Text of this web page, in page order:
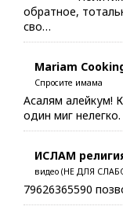
обратное,
сво…
Mariam
Спросите имама
Асалям алейкум!
один миг
ИСЛАМ
видео (НЕ ДЛЯ
79626365590